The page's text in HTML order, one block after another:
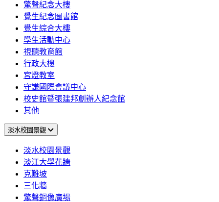
驚聲紀念大樓
覺生紀念圖書館
覺生綜合大樓
學生活動中心
視聽教育館
行政大樓
宮燈教室
守謙國際會議中心
校史館暨張建邦創辦人紀念館
其他
淡水校園景觀
淡水校園景觀
淡江大學花牆
克難坡
三化牆
驚聲銅像廣場